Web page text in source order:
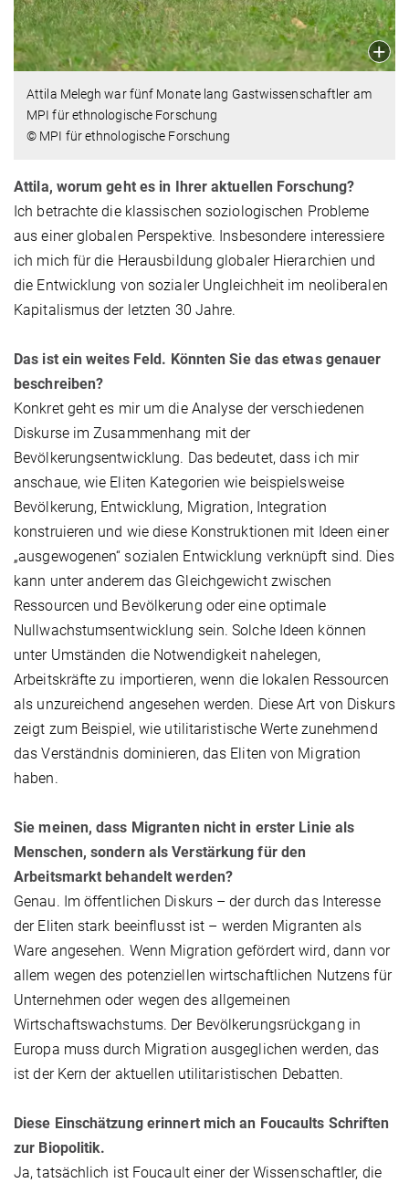
Attila Melegh war fünf Monate lang Gastwissenschaftler am
MPI für ethnologische Forschung
© MPI für ethnologische Forschung
Attila, worum geht es in Ihrer aktuellen Forschung?
Ich betrachte die klassischen soziologischen Probleme
aus einer globalen Perspektive. Insbesondere interessiere
ich mich für die Herausbildung globaler Hierarchien und
die Entwicklung von sozialer Ungleichheit im neoliberalen
Kapitalismus der letzten 30 Jahre.
Das ist ein weites Feld. Könnten Sie das etwas genauer
beschreiben?
Konkret geht es mir um die Analyse der verschiedenen
Diskurse im Zusammenhang mit der
Bevölkerungsentwicklung. Das bedeutet, dass ich mir
anschaue, wie Eliten Kategorien wie beispielsweise
Bevölkerung, Entwicklung, Migration, Integration
konstruieren und wie diese Konstruktionen mit Ideen einer
„ausgewogenen“ sozialen Entwicklung verknüpft sind. Dies
kann unter anderem das Gleichgewicht zwischen
Ressourcen und Bevölkerung oder eine optimale
Nullwachstumsentwicklung sein. Solche Ideen können
unter Umständen die Notwendigkeit nahelegen,
Arbeitskräfte zu importieren, wenn die lokalen Ressourcen
als unzureichend angesehen werden. Diese Art von Diskurs
zeigt zum Beispiel, wie utilitaristische Werte zunehmend
das Verständnis dominieren, das Eliten von Migration
haben.
Sie meinen, dass Migranten nicht in erster Linie als
Menschen, sondern als Verstärkung für den
Arbeitsmarkt behandelt werden?
Genau. Im öffentlichen Diskurs – der durch das Interesse
der Eliten stark beeinflusst ist – werden Migranten als
Ware angesehen. Wenn Migration gefördert wird, dann vor
allem wegen des potenziellen wirtschaftlichen Nutzens für
Unternehmen oder wegen des allgemeinen
Wirtschaftswachstums. Der Bevölkerungsrückgang in
Europa muss durch Migration ausgeglichen werden, das
ist der Kern der aktuellen utilitaristischen Debatten.
Diese Einschätzung erinnert mich an Foucaults Schriften
zur Biopolitik.
Ja, tatsächlich ist Foucault einer der Wissenschaftler, die